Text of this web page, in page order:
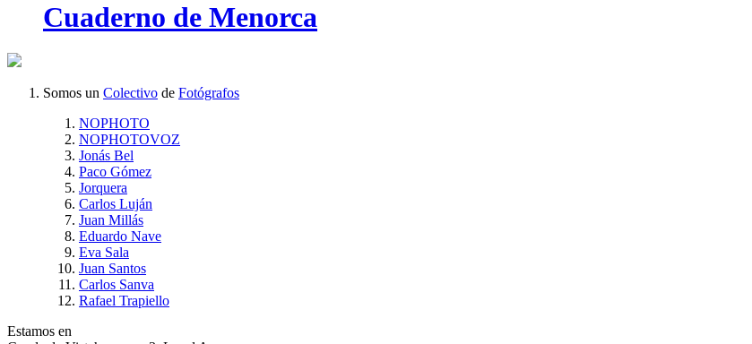
Cuaderno de Menorca
Somos un Colectivo de Fotógrafos
NOPHOTO
NOPHOTOVOZ
Jonás Bel
Paco Gómez
Jorquera
Carlos Luján
Juan Millás
Eduardo Nave
Eva Sala
Juan Santos
Carlos Sanva
Rafael Trapiello
Estamos en